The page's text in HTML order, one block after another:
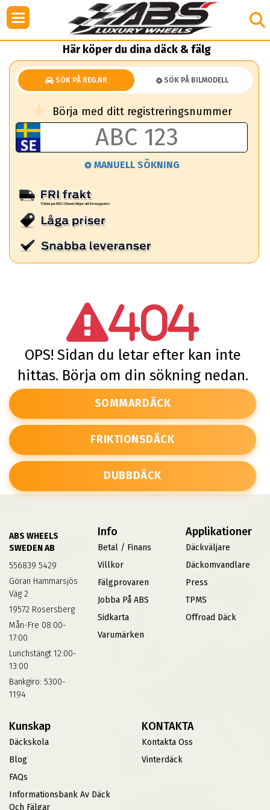
Här köper du dina däck & fälg
SÖK PÅ REG.NR SÖK PÅ BILMODELL
Börja med ditt registreringsnummer
MANUELL SÖKNING
404
OPS! Sidan du letar efter kan inte
hittas. Börja om din sökning nedan.
SOMMARDÄCK
FRIKTIONSDÄCK
DUBBDÄCK
ABS WHEELS
SWEDEN AB
556839 5429
Göran Hammarsjös
Väg 2
19572 Rosersberg
Mån-Fre 08:00-
17:00
Lunchstängt 12:00-
13:00
Bankgiro: 5300-
1194
Info
Betal / Finans
Villkor
Fälgprovaren
Jobba På ABS
Sidkarta
Varumärken
Applikationer
Däckväljare
Däckomvandlare
Press
TPMS
Offroad Däck
Kunskap
Däckskola
Blog
FAQs
Informationsbank Av Däck
Och Fälgar
KONTAKTA
Kontakta Oss
Vinterdäck